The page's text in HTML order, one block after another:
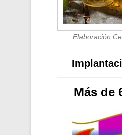
Elaboración
Más de